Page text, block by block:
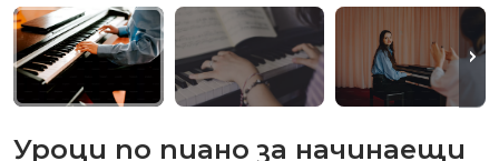
Уроци по пиано за начинаещи